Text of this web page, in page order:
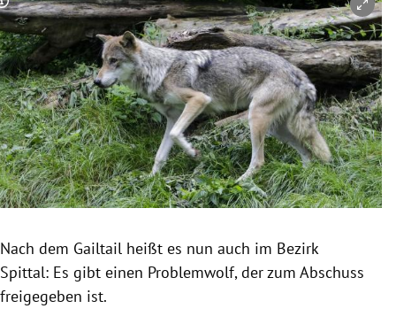
Untermenü
Untermenü
Untermenü
Untermenü
Untermenü
Untermenü
Copyright-Hinweis öffnen/schließen
Nach dem Gailtail heißt es nun auch im Bezirk
Spittal: Es gibt einen Problemwolf, der zum Abschuss
freigegeben ist.